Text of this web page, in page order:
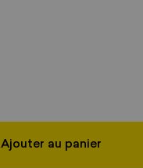
Ajouter au panier